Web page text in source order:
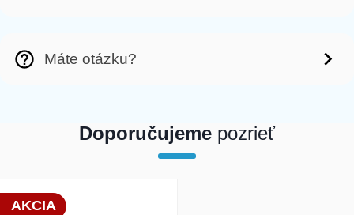
Máte otázku?
Doporučujeme pozrieť
AKCIA